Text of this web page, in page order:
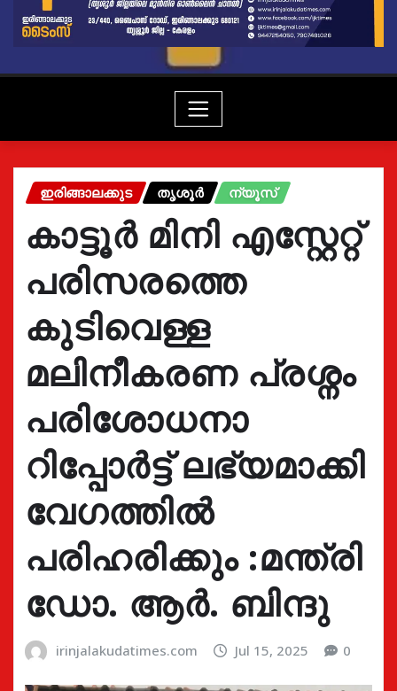
ഇരിങ്ങാലക്കുട തൃശൂർ ന്യൂസ്
കാട്ടൂർ മിനി എസ്റ്റേറ്റ്
പരിസരത്തെ
കുടിവെള്ള
മലിനീകരണ പ്രശ്നം
പരിശോധനാ
റിപ്പോർട്ട്‌ ലഭ്യമാക്കി
വേഗത്തിൽ
പരിഹരിക്കും :മന്ത്രി
ഡോ. ആർ. ബിന്ദു
irinjalakudatimes.com Jul 15, 2025 0